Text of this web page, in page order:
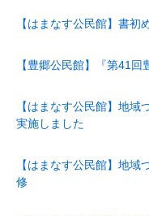
【はまなす公民館】書
【豊郷公民館】『第41回
【はまなす公民館】地
実施しました
【はまなす公民館】地
修